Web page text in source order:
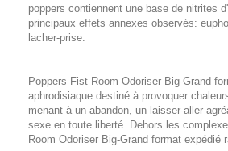
poppers contiennent une base de nitrites
principaux effets annexes observés:
lacher-prise.
Poppers Fist Room Odoriser Big-Grand
aphrodisiaque destiné à provoquer
menant à un abandon, un laisser-aller
sexe en toute liberté. Dehors les
Room Odoriser Big-Grand format expédié